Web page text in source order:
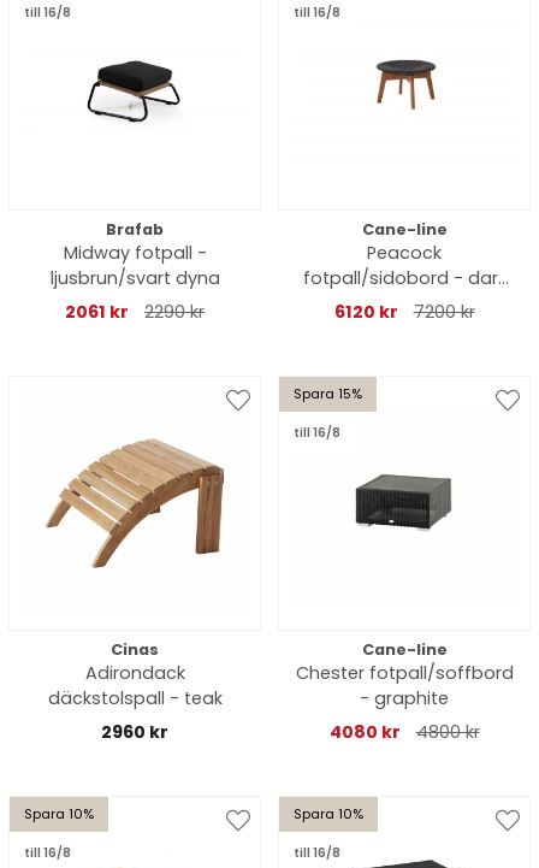
till 16/8
Brafab
Midway fotpall -
ljusbrun/svart dyna
2061 kr
2290 kr
till 16/8
Cane-line
Peacock
fotpall/sidobord - dark
grey/teak
6120 kr 7200 kr
Cinas
Adirondack
däckstolspall - teak
2960 kr
Spara 15%
till 16/8
Cane-line
Chester fotpall/soffbord
- graphite
4080 kr
4800 kr
Spara 10%
till 16/8
Spara 10%
till 16/8